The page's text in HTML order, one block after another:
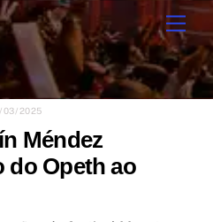
03/2025
Méndez
do Opeth ao